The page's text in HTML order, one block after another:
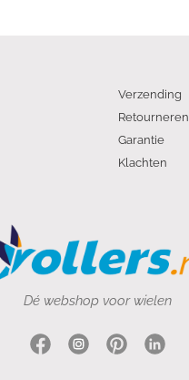
Verzending
Retourneren
Garantie
Klachten
Dé webshop voor wielen